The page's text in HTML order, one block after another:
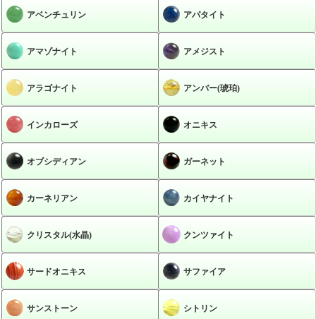
アベンチュリン アパタイト
アマゾナイト アメジスト
アラゴナイト アンバー(琥珀)
インカローズ オニキス
オブシディアン ガーネット
カーネリアン カイヤナイト
クリスタル(水晶) クンツァイト
サードオニキス サファイア
サンストーン シトリン